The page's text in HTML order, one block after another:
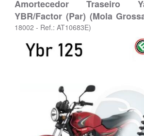
você
está
procurando?
Amortecedor Traseiro
YBR/Factor (Par) (Mola
18002 - Ref.: AT10683E)